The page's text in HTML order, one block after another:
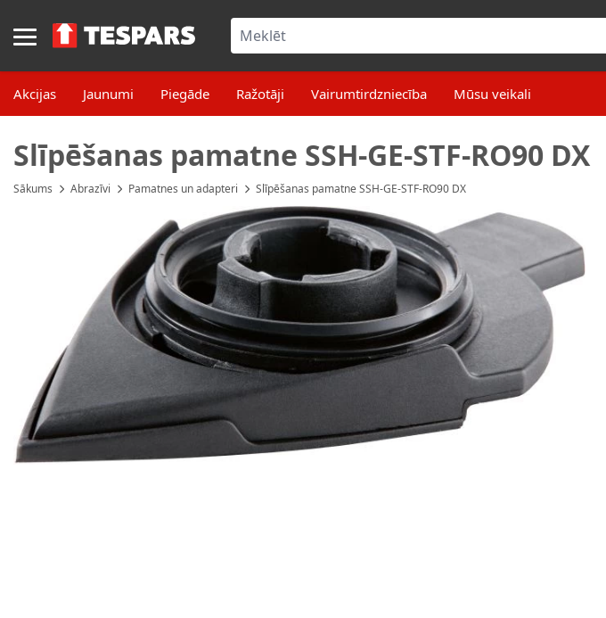
Akcijas Jaunumi Piegāde Ražotāji Vairumtirdzniecība Mūsu veikali
Slīpēšanas pamatne SSH-GE-STF-RO90 DX
Sākums Abrazīvi Pamatnes un adapteri Slīpēšanas pamatne SSH-GE-STF-RO90 DX